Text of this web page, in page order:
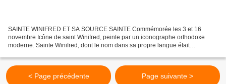
SAINTE WINIFRED ET SA SOURCE SAINTE Commémorée les 3 et 16
novembre Icône de saint Winifred, peinte par un iconographe orthodoxe
moderne. Sainte Winifred, dont le nom dans sa propre langue était
< Page précédente Page suivante >